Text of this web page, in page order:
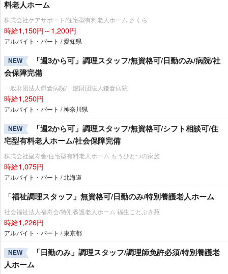
料老人ホーム
株式会社ケアサポート/住宅型有料老人ホーム さくら
時給1,150円～1,200円
アルバイト・パート / 愛知県
NEW
「週3から可」調理スタッフ/無資格可/日勤のみ/病院/社
会保障完備
一般財団法人鎌倉病院/一般財団法人鎌倉病院
時給1,250円
アルバイト・パート / 神奈川県
NEW
「週2から可」調理スタッフ/無資格可/シフト相談可/住
宅型有料老人ホーム/社会保障完備
株式会社皇寿舎/住宅型有料老人ホーム もうひとつの家族
時給1,075円
アルバイト・パート / 北海道
「福祉調理スタッフ」無資格可/日勤のみ/特別養護老人ホーム
社会福祉法人福寿会/特別養護老人ホーム 福生ことぶき苑
時給1,226円
アルバイト・パート / 東京都
NEW
「日勤のみ」調理スタッフ/調理師免許必須/特別養護老
人ホーム